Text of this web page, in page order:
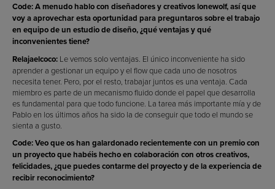
Code: A menudo hablo con diseñadores y creativos lonewolf, así que
voy a aprovechar esta oportunidad para preguntaros sobre el trabajo
en equipo de un estudio de diseño, ¿qué ventajas y qué
inconvenientes tiene?
Relajaelcoco: Le vemos solo ventajas. El único inconveniente ha sido
aprender a gestionar un equipo y el flow que cada uno de nosotros
necesita tener. Pero, por el resto, trabajar juntos es una ventaja. Cada
miembro es parte de un mecanismo fluido donde el papel que desarrolla
es fundamental para que todo funcione. La tarea más importante mía y de
Pablo en los últimos años ha sido la de conseguir que todo el mundo se
sienta a gusto.
Code: Veo que os han galardonado recientemente con un premio con
un proyecto que habéis hecho en colaboración con otros creativos,
felicidades, ¿que puedes contarme del proyecto y de la experiencia de
recibir reconocimiento?